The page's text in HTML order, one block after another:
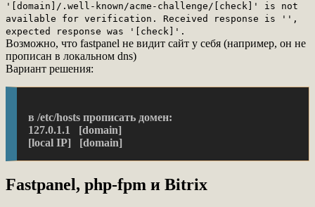
'[domain]/.well-known/acme-challenge/[check]' is not
available for verification. Received response is '',
expected response was '[check]'.
Возможно, что fastpanel не видит сайт у себя (например, он не
прописан в локальном dns)
Вариант решения:
в /etc/hosts прописать домен:
127.0.1.1   [domain]
[local IP]   [domain]
Fastpanel, php-fpm и Bitrix